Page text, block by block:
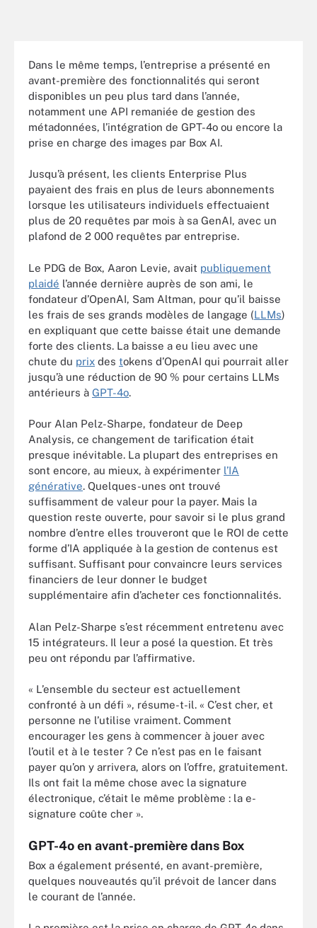
Dans le même temps, l’entreprise a présenté en
avant-première des fonctionnalités qui seront
disponibles un peu plus tard dans l’année,
notamment une API remaniée de gestion des
métadonnées, l’intégration de GPT-4o ou encore la
prise en charge des images par Box AI.
Jusqu’à présent, les clients Enterprise Plus
payaient des frais en plus de leurs abonnements
lorsque les utilisateurs individuels effectuaient
plus de 20 requêtes par mois à sa GenAI, avec un
plafond de 2 000 requêtes par entreprise.
Le PDG de Box, Aaron Levie, avait publiquement
plaidé l’année dernière auprès de son ami, le
fondateur d’OpenAI, Sam Altman, pour qu’il baisse
les frais de ses grands modèles de langage (LLMs)
en expliquant que cette baisse était une demande
forte des clients. La baisse a eu lieu avec une
chute du prix des tokens d’OpenAI qui pourrait aller
jusqu’à une réduction de 90 % pour certains LLMs
antérieurs à GPT-4o.
Pour Alan Pelz-Sharpe, fondateur de Deep
Analysis, ce changement de tarification était
presque inévitable. La plupart des entreprises en
sont encore, au mieux, à expérimenter l’IA
générative. Quelques-unes ont trouvé
suffisamment de valeur pour la payer. Mais la
question reste ouverte, pour savoir si le plus grand
nombre d’entre elles trouveront que le ROI de cette
forme d’IA appliquée à la gestion de contenus est
suffisant. Suffisant pour convaincre leurs services
financiers de leur donner le budget
supplémentaire afin d’acheter ces fonctionnalités.
Alan Pelz-Sharpe s’est récemment entretenu avec
15 intégrateurs. Il leur a posé la question. Et très
peu ont répondu par l’affirmative.
« L’ensemble du secteur est actuellement
confronté à un défi », résume-t-il. « C’est cher, et
personne ne l’utilise vraiment. Comment
encourager les gens à commencer à jouer avec
l’outil et à le tester ? Ce n’est pas en le faisant
payer qu’on y arrivera, alors on l’offre, gratuitement.
Ils ont fait la même chose avec la signature
électronique, c’était le même problème : la e-
signature coûte cher ».
GPT-4o en avant-première dans Box
Box a également présenté, en avant-première,
quelques nouveautés qu’il prévoit de lancer dans
le courant de l’année.